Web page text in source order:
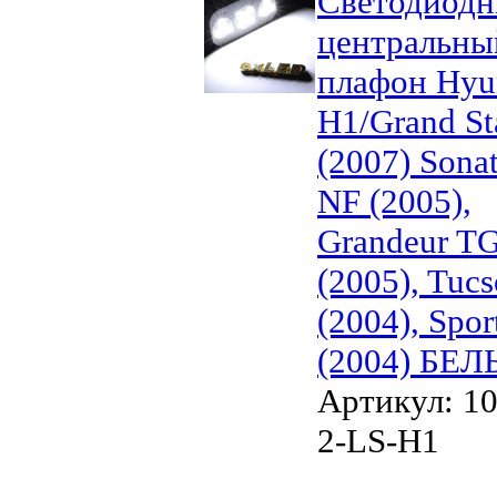
плафон
H1/Grand
(2007)
NF (2005),
Grandeur
(2005),
(2004),
(2004)
Артикул:
2-LS-H1